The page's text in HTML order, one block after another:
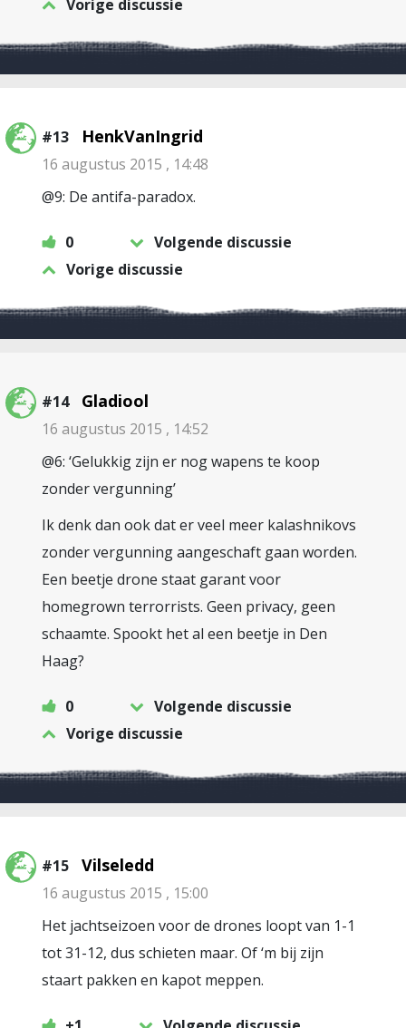
Vorige discussie
#13 HenkVanIngrid
16 augustus 2015 , 14:48
@9: De antifa-paradox.
0
Volgende discussie
Vorige discussie
#14 Gladiool
16 augustus 2015 , 14:52
@6: ‘Gelukkig zijn er nog wapens te koop
zonder vergunning’
Ik denk dan ook dat er veel meer kalashnikovs
zonder vergunning aangeschaft gaan worden.
Een beetje drone staat garant voor
homegrown terrorrists. Geen privacy, geen
schaamte. Spookt het al een beetje in Den
Haag?
0
Volgende discussie
Vorige discussie
#15 Vilseledd
16 augustus 2015 , 15:00
Het jachtseizoen voor de drones loopt van 1-1
tot 31-12, dus schieten maar. Of ‘m bij zijn
staart pakken en kapot meppen.